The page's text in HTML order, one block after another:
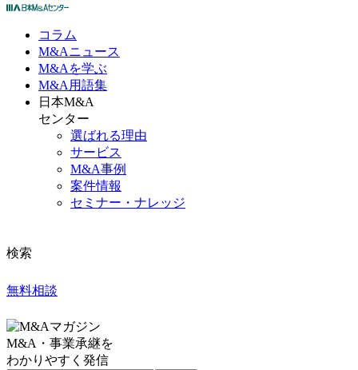
コラム
M&Aニュース
M&Aを学ぶ
M&A 用語集
日本M&A
センター
選ばれる理由
サービス
M&A事例
案件情報
セミナー・ナレッジ
検索
無料相談
M&A・事業承継を
わかりやすく発信